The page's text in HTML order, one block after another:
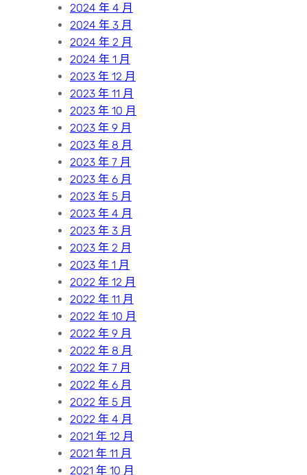
2024 年 4 月
2024 年 3 月
2024 年 2 月
2024 年 1 月
2023 年 12 月
2023 年 11 月
2023 年 10 月
2023 年 9 月
2023 年 8 月
2023 年 7 月
2023 年 6 月
2023 年 5 月
2023 年 4 月
2023 年 3 月
2023 年 2 月
2023 年 1 月
2022 年 12 月
2022 年 11 月
2022 年 10 月
2022 年 9 月
2022 年 8 月
2022 年 7 月
2022 年 6 月
2022 年 5 月
2022 年 4 月
2021 年 12 月
2021 年 11 月
2021 年 10 月